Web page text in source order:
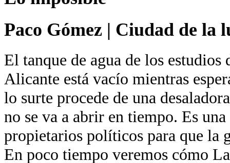
Paco Gómez | Ciudad de la
El tanque de agua de los
Alicante está vacío mientras
lo surte procede de una
no se va a abrir en tiempo. Es
propietarios políticos para que la
En poco tiempo veremos cómo